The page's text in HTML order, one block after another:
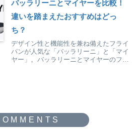
バッラリーニとマイヤーを比較！
違いを踏まえたおすすめはどっ
ち？
デザイン性と機能性を兼ね備えたフライ
パンが人気な「バッラリーニ」と「マイ
ヤー」。バッラリーニとマイヤーのフラ